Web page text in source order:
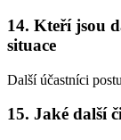
14. Kteří jsou
situace
Další účastníci
15. Jaké další